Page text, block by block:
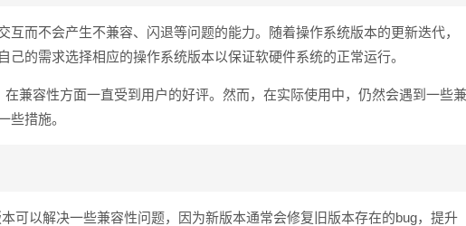
而不会产生不兼容、闪退等问题的能力。随着操作系统版本的更新迭代，
的需求选择相应的操作系统版本以保证软硬件系统的正常运行。
兼容性方面一直受到用户的好评。然而，在实际使用中，仍然会遇到一些兼
些措施。
可以解决一些兼容性问题，因为新版本通常会修复旧版本存在的bug，提升